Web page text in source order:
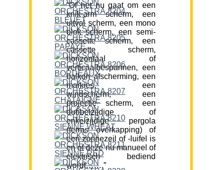
“Of het nu gaat om een
knik-arm scherm, een
uitval scherm, een mono
blok scherm, een semi-
cassette scherm, een
cassette scherm,
horizontaal of
verticaalbespannen, een
balkon afscherming, een
markies, een
windscherm, een
projectie scherm, een
dubbelzijdige of
enkelzijdige pergola
(terras overkapping) of
een zonnezeil of -luifel is
en of deze nu manueel of
elektrisch bediend
wordt…….”